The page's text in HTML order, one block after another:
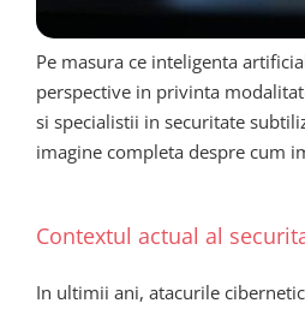
Pe masura ce inteligenta
perspective in privinta
si specialistii in securitate
imagine completa despre cum
Contextul actual al
In ultimii ani, atacurile